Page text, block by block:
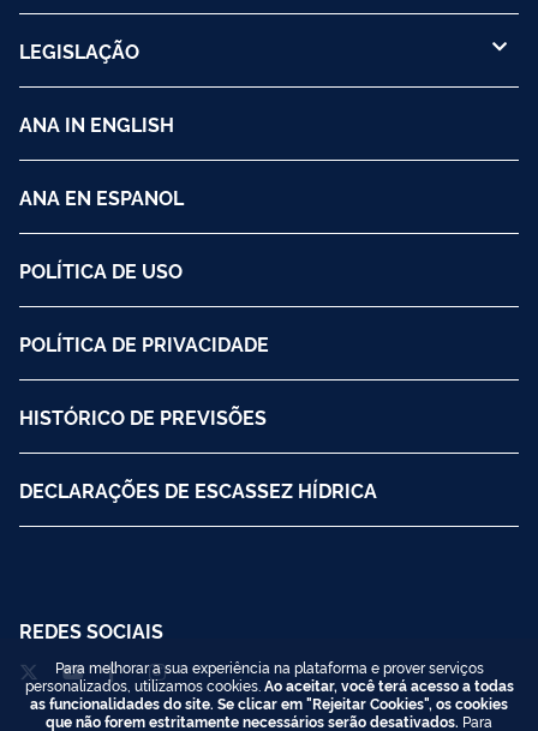
LEGISLAÇÃO
ANA IN ENGLISH
ANA EN ESPANOL
POLÍTICA DE USO
POLÍTICA DE PRIVACIDADE
HISTÓRICO DE PREVISÕES
DECLARAÇÕES DE ESCASSEZ HÍDRICA
REDES SOCIAIS
Para melhorar a sua experiência na plataforma e prover serviços
personalizados, utilizamos cookies. Ao aceitar, você terá acesso a todas
as funcionalidades do site. Se clicar em "Rejeitar Cookies", os cookies
que não forem estritamente necessários serão desativados. Para